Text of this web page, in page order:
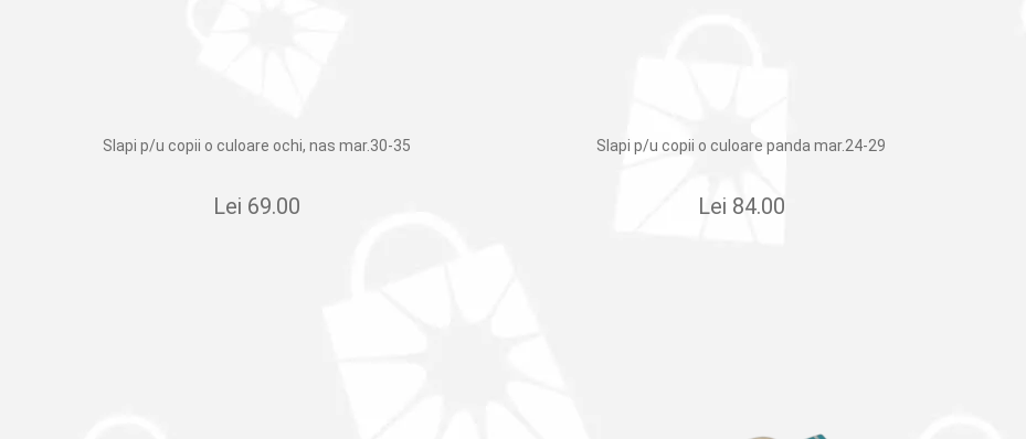
Slapi p/u copii o culoare ochi, nas mar.30-35
Lei 69.00
Slapi p/u copii o culoare panda mar.24-29
Lei 84.00